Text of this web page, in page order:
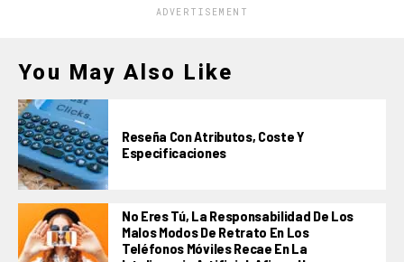
ADVERTISEMENT
You May Also Like
Reseña Con Atributos, Coste Y
Especificaciones
No Eres Tú, La Responsabilidad De Los
Malos Modos De Retrato En Los
Teléfonos Móviles Recae En La